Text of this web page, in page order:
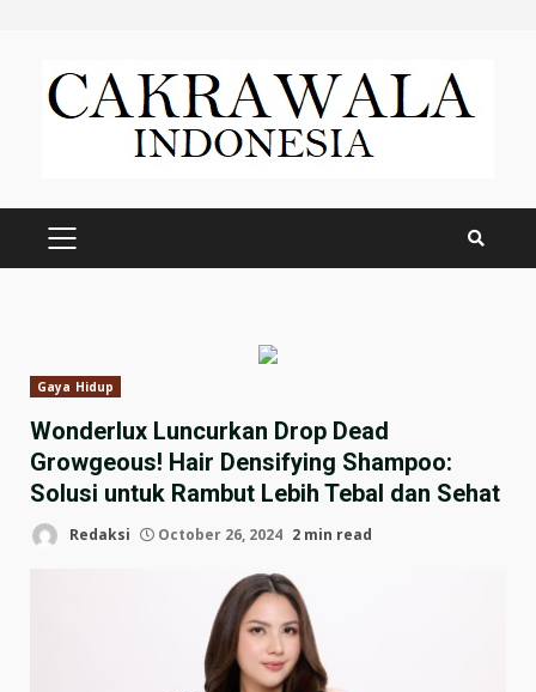
content
PRIMARY
Gaya Hidup
Wonderlux Luncurkan Drop Dead
Growgeous! Hair Densifying Shampoo:
Solusi untuk Rambut Lebih Tebal dan Sehat
Redaksi October 26, 2024 2 min read